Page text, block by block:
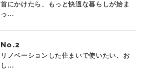
首にかけたら、もっと快適な暮らしが始ま
っ...
No.
リノベーションした住まいで使いたい、お
し...